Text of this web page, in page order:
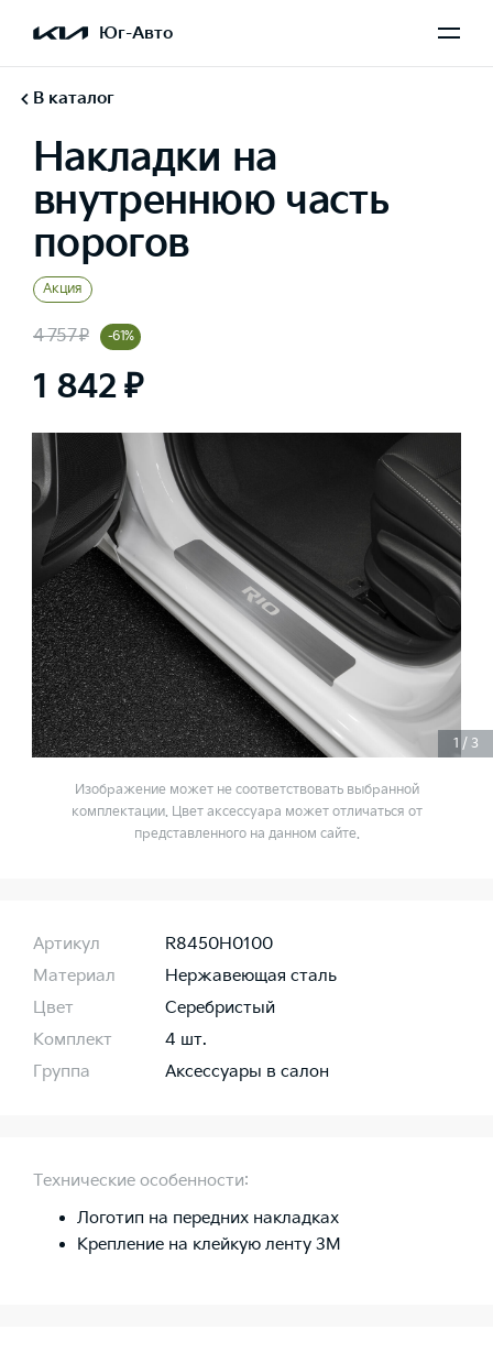
Юг-Авто
В каталог
Накладки на
внутреннюю часть
порогов
Акция
4 757 ₽ -61%
1 842 ₽
1 / 3
Изображение может не соответствовать выбранной
комплектации. Цвет аксессуара может отличаться от
представленного на данном сайте.
Артикул
R8450H0100
Материал
Нержавеющая сталь
Цвет
Серебристый
Комплект
4 шт.
Группа
Аксессуары в салон
Технические особенности:
Логотип на передних накладках
Крепление на клейкую ленту 3М